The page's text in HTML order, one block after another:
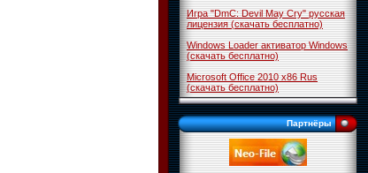
Игра "DmC: Devil May Cry" русская
лицензия (скачать бесплатно)
Windows Loader активатор Windows
(скачать бесплатно)
Microsoft Office 2010 x86 Rus
(скачать бесплатно)
Партнёры